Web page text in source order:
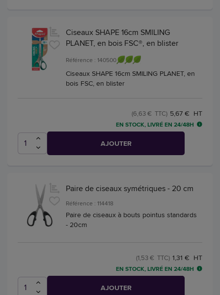
Ciseaux SHAPE 16cm SMILING
PLANET, en bois FSC®, en blister
Référence : 140500
Ciseaux SHAPE 16cm SMILING PLANET, en
bois FSC, en blister
5,67 € HT
(6,63 € TTC)
EN STOCK, LIVRÉ EN 24/48H
AJOUTER
Paire de ciseaux symétriques - 20 cm
Référence : 114418
Paire de ciseaux à bouts pointus standards
- 20cm
1,31 € HT
(1,53 € TTC)
EN STOCK, LIVRÉ EN 24/48H
AJOUTER